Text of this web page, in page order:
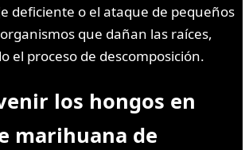
deficiente o el ataque de pequeños
que dañan las raíces,
el proceso de descomposición.
los hongos en
marihuana de